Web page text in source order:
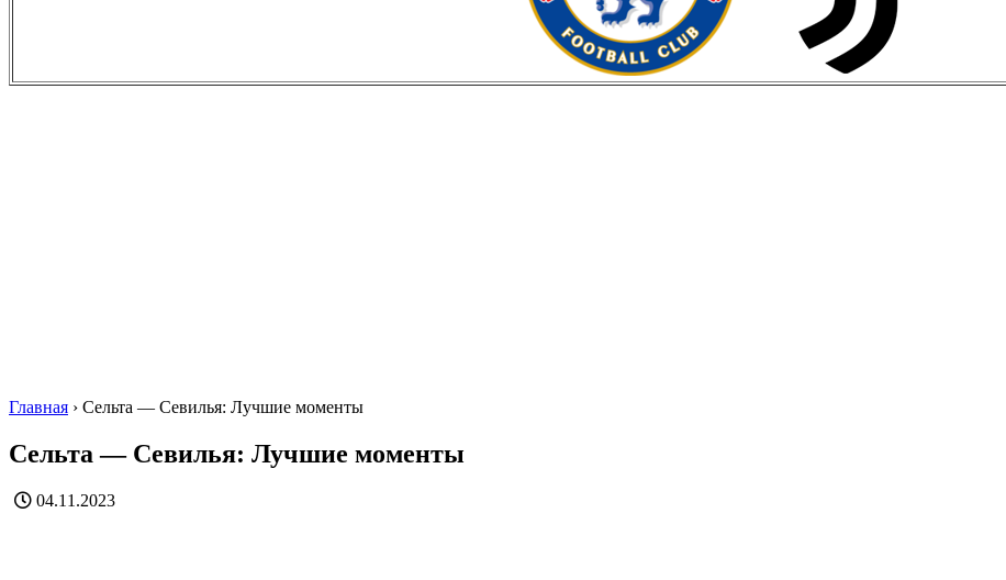
Главная › Сельта — Севилья: Лучшие моменты
Сельта — Севилья: Лучшие моменты
04.11.2023